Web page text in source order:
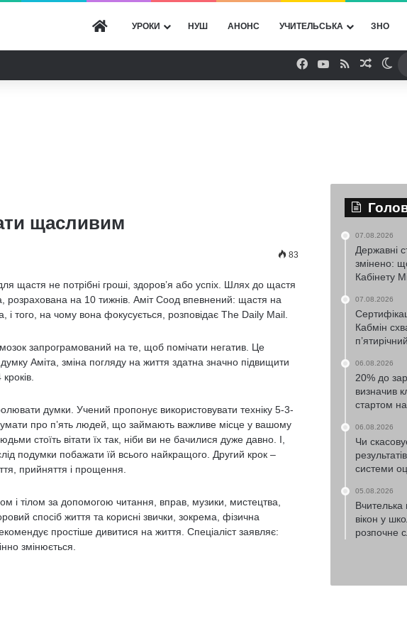
ГОЛОВНА
УРОКИ НУШ АНОНС УЧИТЕЛЬСЬКА ЗНО
Facebook
YouTube
RSS
щасливим
83
щастя не потрібні гроші, здоров’я або успіх. Шлях до щастя
розрахована на 10 тижнів. Аміт Соод впевнений: щастя на
того, на чому вона фокусується, розповідає The Daily Mail.
запрограмований на те, щоб помічати негатив. Це
Аміта, зміна погляду на життя здатна значно підвищити
думки. Учений пропонує використовувати техніку 5-3-
про п’ять людей, що займають важливе місце у вашому
стоїть вітати їх так, ніби ви не бачилися дуже давно. І,
подумки побажати їй всього найкращого. Другий крок –
прийняття і прощення.
і тілом за допомогою читання, вправ, музики, мистецтва,
спосіб життя та корисні звички, зокрема, фізична
простіше дивитися на життя. Спеціаліст заявляє:
змінюється.
07.08.2026
Державні
змінено:
Кабінету
07.08.2026
Кабмін
06.08.2026
20% до
визначив
стартом
06.08.2026
Чи
системи
05.08.2026
Вчителька
вікон у
розпочне